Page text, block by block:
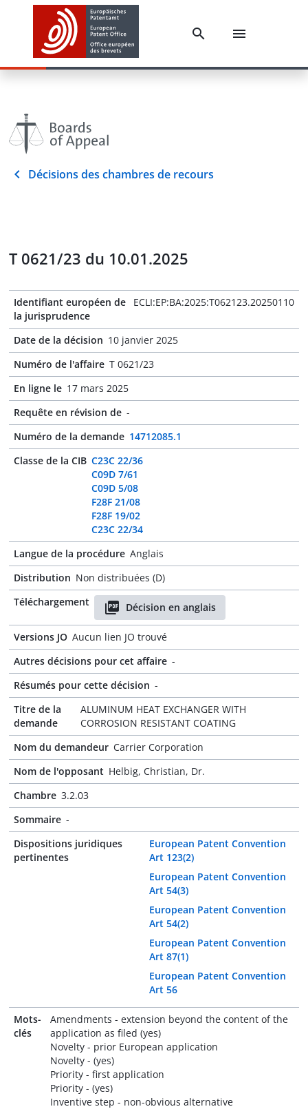
Décisions des chambres de recours
T 0621/23 du 10.01.2025
Identifiant européen de
la jurisprudence
ECLI:EP:BA:2025:T062123.20250110
Date de la décision 10 janvier 2025
Numéro de l'affaire T 0621/23
En ligne le 17 mars 2025
Requête en révision de -
Numéro de la demande 14712085.1
Classe de la CIB C23C 22/36
C09D 7/61
C09D 5/08
F28F 21/08
F28F 19/02
C23C 22/34
Langue de la procédure Anglais
Distribution Non distribuées (D)
Téléchargement
Décision en anglais
Versions JO Aucun lien JO trouvé
Autres décisions pour cet affaire -
Résumés pour cette décision -
Titre de la
demande
ALUMINUM HEAT EXCHANGER WITH
CORROSION RESISTANT COATING
Nom du demandeur Carrier Corporation
Nom de l'opposant Helbig, Christian, Dr.
Chambre 3.2.03
Sommaire -
Dispositions juridiques
pertinentes
European Patent Convention
Art 123(2)
European Patent Convention
Art 54(3)
European Patent Convention
Art 54(2)
European Patent Convention
Art 87(1)
European Patent Convention
Art 56
Mots-
clés
Amendments - extension beyond the content of the
application as filed (yes)
Novelty - prior European application
Novelty - (yes)
Priority - first application
Priority - (yes)
Inventive step - non-obvious alternative